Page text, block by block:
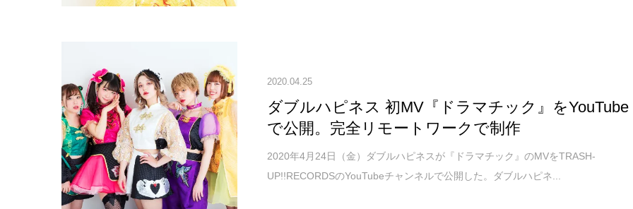
2020.04.25
ダブルハピネス 初MV『ドラマチック』をYouTube
で公開。完全リモートワークで制作
2020年4月24日（金）ダブルハピネスが『ドラマチック』のMVをTRASH-
UP!!RECORDSのYouTubeチャンネルで公開した。ダブルハピネ...